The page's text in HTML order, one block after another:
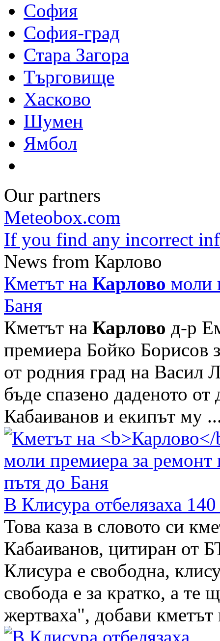
София
София-град
Стара Загора
Търговище
Хасково
Шумен
Ямбол
Our partners
Meteobox.com
If you find any incorrect
News from Карлово
Кметът на Карлово моли
Баня
Кметът на Карлово д-р
премиера Бойко Борисов
от родния град на Васил
бъде спазено даденото
Кабаиванов и екипът му
В Клисура отбелязаха
Това каза в словото си
Кабаиванов, цитиран от
Клисура е свободна,
свобода е за кратко, а те
жертваха", добави кметът